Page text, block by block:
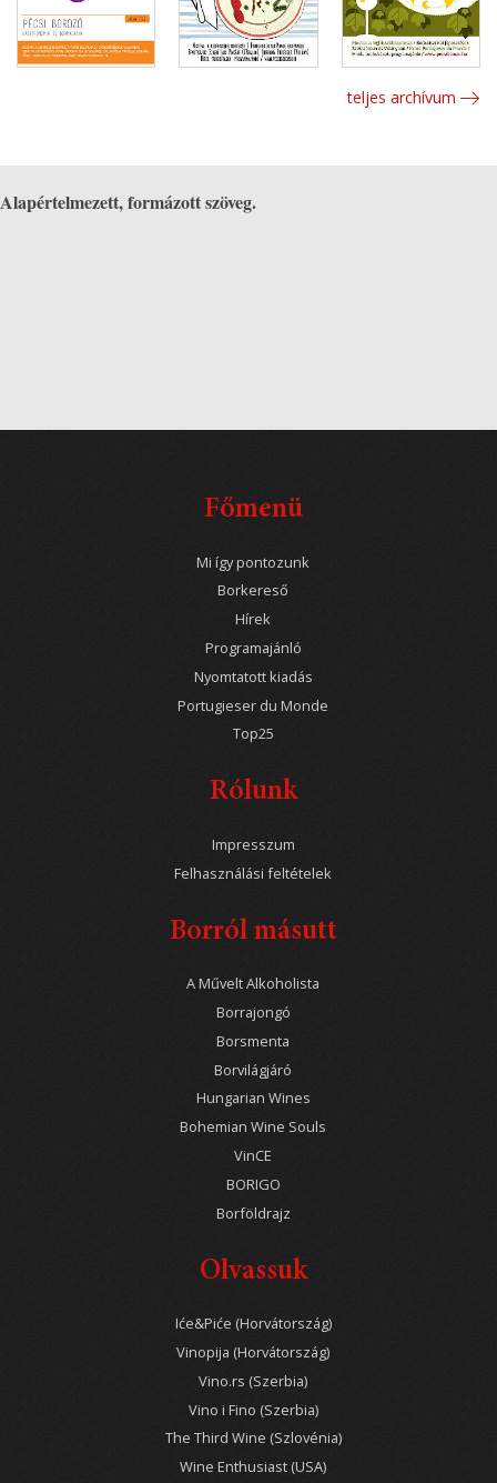
teljes archívum
Alapértelmezett, formázott szöveg.
Főmenü
Mi így pontozunk
Borkereső
Hírek
Programajánló
Nyomtatott kiadás
Portugieser du Monde
Top25
Rólunk
Impresszum
Felhasználási feltételek
Borról másutt
A Művelt Alkoholista
Borrajongó
Borsmenta
Borvilágjáró
Hungarian Wines
Bohemian Wine Souls
VinCE
BORIGO
Borföldrajz
Olvassuk
Iće&Piće (Horvátország)
Vinopija (Horvátország)
Vino.rs (Szerbia)
Vino i Fino (Szerbia)
The Third Wine (Szlovénia)
Wine Enthusiast (USA)